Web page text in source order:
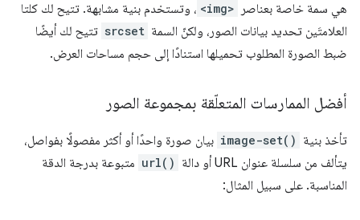
هي سمة خاصة بعناصر <img> ، وتستخدم بنية مشابهة. تتيح لك كلتا
العلامتَين تحديد بيانات الصور، ولكنّ السمة srcset تتيح لك أيضًا
ضبط الصورة المطلوب تحميلها استنادًا إلى حجم مساحات العرض.
أفضل الممارسات المتعلّقة بمجموعة الصور
تأخذ بنية image-set() بيان صورة واحدًا أو أكثر مفصولًا بفواصل،
يتألف من سلسلة عنوان URL أو دالة
url() متبوعة بدرجة الدقة
المناسبة. على سبيل المثال: